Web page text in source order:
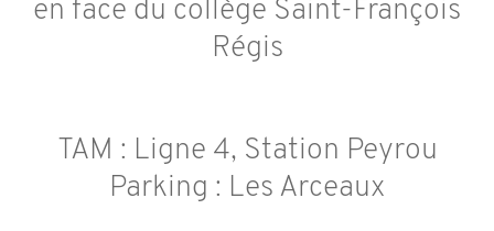
en face du collège Saint-François
Régis
TAM : Ligne 4, Station Peyrou
Parking : Les Arceaux